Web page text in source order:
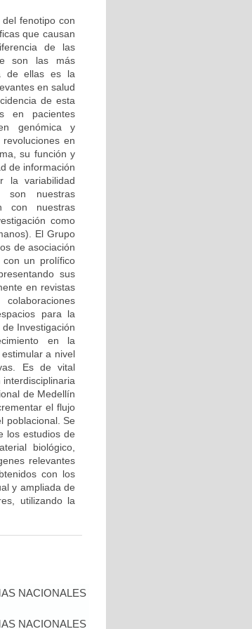
fenotipo con
que causan
de las
son las más
de ellas es la
en salud
de esta
en pacientes
genómica y
en
su función y
de información
la variabilidad
son nuestras
con nuestras
como
El Grupo
de asociación
con un prolífico
sus
en revistas
para la
Investigación
en la
a nivel
Es de vital
de Medellín
el flujo
poblacional. Se
los estudios de
biológico,
relevantes
con los
y ampliada de
utilizando la
NACIONALES
NACIONALES